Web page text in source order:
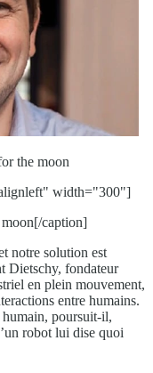
the moon
width="300"]
caption]
notre solution est
Dietschy, fondateur
en plein mouvement,
entre humains.
humain, poursuit-il,
robot lui dise quoi